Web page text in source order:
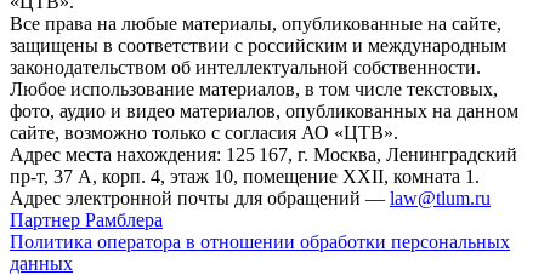
Все права на любые материалы, опубликованные на сайте,
защищены в соответствии с российским и международным
законодательством об интеллектуальной собственности.
Любое использование материалов, в том числе текстовых,
фото, аудио и видео материалов, опубликованных на данном
сайте, возможно только с согласия АО «ЦТВ».
Адрес места нахождения: 125 167, г. Москва, Ленинградский
пр-т, 37 А, корп. 4, этаж 10, помещение XXII, комната 1.
Адрес электронной почты для обращений — law@tlum.ru
Партнер Рамблера
Политика оператора в отношении обработки персональных
данных